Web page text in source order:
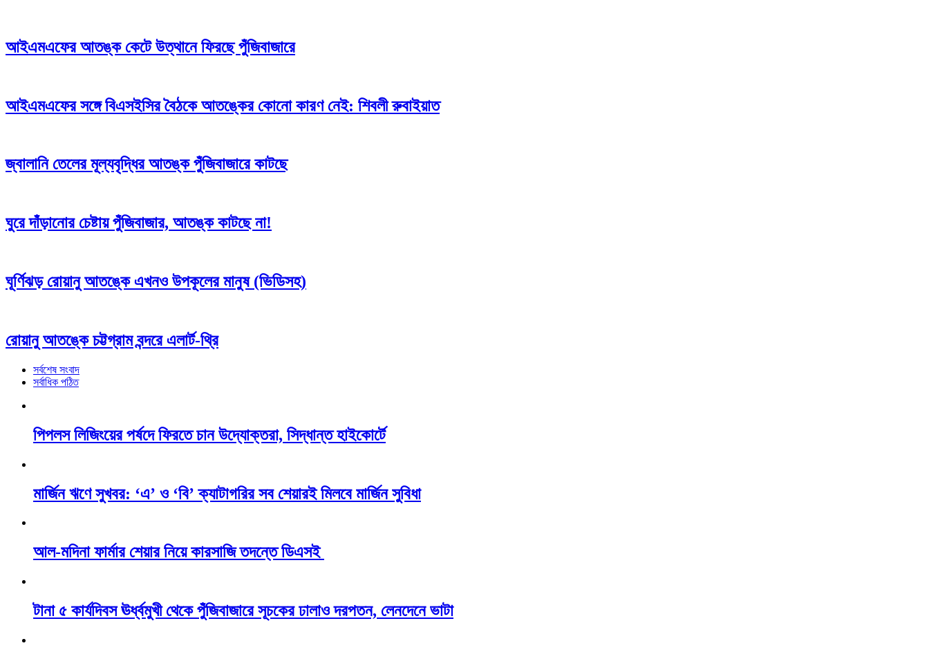
আইএমএফের আতঙ্ক কেটে উত্থানে ফিরছে পুঁজিবাজারে
আইএমএফের সঙ্গে বিএসইসির বৈঠকে আতঙ্কের কোনো কারণ নেই: শিবলী রুবাইয়াত
জ্বালানি তেলের মূল্যবৃদ্ধির আতঙ্ক পুঁজিবাজারে কাটছে
ঘুরে দাঁড়ানোর চেষ্টায় পুঁজিবাজার, আতঙ্ক কাটছে না!
ঘূর্ণিঝড় রোয়ানু আতঙ্কে এখনও উপকূলের মানুষ (ভিডিসহ)
রোয়ানু আতঙ্কে চট্টগ্রাম বন্দরে এলার্ট-থ্রি
সর্বশেষ সংবাদ
সর্বাধিক পঠিত
পিপলস লিজিংয়ের পর্ষদে ফিরতে চান উদ্যোক্তরা, সিদ্ধান্ত হাইকোর্টে
মার্জিন ঋণে সুখবর: ‘এ’ ও ‘বি’ ক্যাটাগরির সব শেয়ারই মিলবে মার্জিন সুবিধা
আল-মদিনা ফার্মার শেয়ার নিয়ে কারসাজি তদন্তে ডিএসই
টানা ৫ কার্যদিবস ঊর্ধ্বমুখী থেকে পুঁজিবাজারে সূচকের ঢালাও দরপতন, লেনদেনে ভাটা